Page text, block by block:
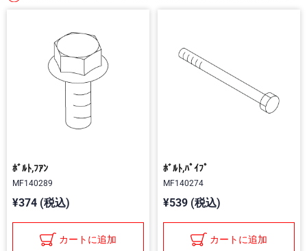
ﾎﾞﾙﾄ,ﾌｱﾝ
MF140289
¥374 (税込)
カートに追加
ﾎﾞﾙﾄ,ﾊﾟｲﾌﾟ
MF140274
¥539 (税込)
カートに追加